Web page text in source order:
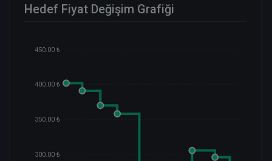
Hedef Fiyat Değişim Grafiği
450.00 ₺
400.00 ₺
350.00 ₺
300.00 ₺